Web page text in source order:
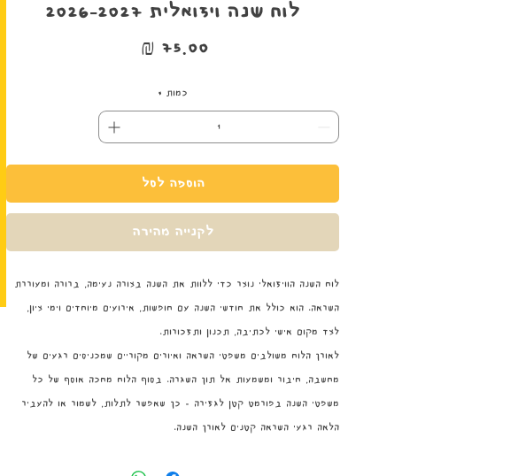
לוח שנה ויזואלית 2026-2027
כמות *
הוספה לסל
לקנייה מהירה
לוח השנה הוויזואלי נוצר כדי ללוות את השנה בצורה נעימה, ברורה ומעוררת
השראה. הוא כולל את חודשי השנה עם חופשות, אירועים מיוחדים וימי ציון,
לצד מקום אישי לכתיבה, תכנון ותזכורות.
לאורך הלוח משולבים משפטי השראה ואיורים מקוריים שמכניסים רגעים של
מחשבה, חיבור ומשמעות אל תוך השגרה. בסוף הלוח מחכה אוסף של כל
משפטי השנה בפורמט קטן לגזירה - כך שאפשר לתלות, לשמור או להעביר
הלאה רגעי השראה קטנים לאורך השנה.